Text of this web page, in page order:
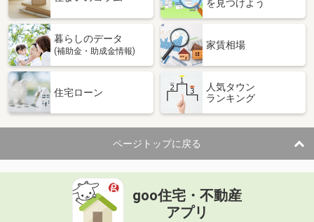
を見つけよう
暮らしのデータ
(補助金・助成金情報)
家賃相場
住宅ローン
人気タウン
ランキング
ページトップに戻る
goo住宅・不動産
アプリ